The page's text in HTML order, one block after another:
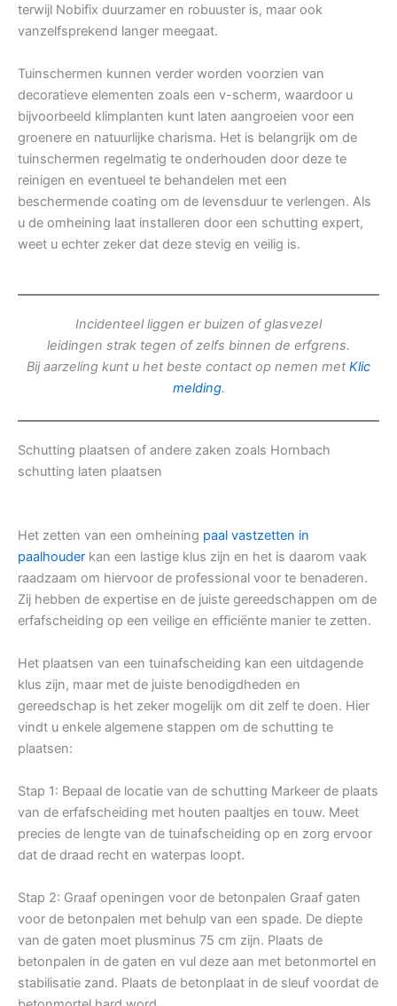
terwijl Nobifix duurzamer en robuuster is, maar ook
vanzelfsprekend langer meegaat.
Tuinschermen kunnen verder worden voorzien van
decoratieve elementen zoals een v-scherm, waardoor u
bijvoorbeeld klimplanten kunt laten aangroeien voor een
groenere en natuurlijke charisma. Het is belangrijk om de
tuinschermen regelmatig te onderhouden door deze te
reinigen en eventueel te behandelen met een
beschermende coating om de levensduur te verlengen. Als
u de omheining laat installeren door een schutting expert,
weet u echter zeker dat deze stevig en veilig is.
Incidenteel liggen er buizen of glasvezel
leidingen strak tegen of zelfs binnen de erfgrens.
Bij aarzeling kunt u het beste contact op nemen met Klic
melding.
Schutting plaatsen of andere zaken zoals Hornbach
schutting laten plaatsen
Het zetten van een omheining paal vastzetten in
paalhouder kan een lastige klus zijn en het is daarom vaak
raadzaam om hiervoor de professional voor te benaderen.
Zij hebben de expertise en de juiste gereedschappen om de
erfafscheiding op een veilige en efficiënte manier te zetten.
Het plaatsen van een tuinafscheiding kan een uitdagende
klus zijn, maar met de juiste benodigdheden en
gereedschap is het zeker mogelijk om dit zelf te doen. Hier
vindt u enkele algemene stappen om de schutting te
plaatsen:
Stap 1: Bepaal de locatie van de schutting Markeer de plaats
van de erfafscheiding met houten paaltjes en touw. Meet
precies de lengte van de tuinafscheiding op en zorg ervoor
dat de draad recht en waterpas loopt.
Stap 2: Graaf openingen voor de betonpalen Graaf gaten
voor de betonpalen met behulp van een spade. De diepte
van de gaten moet plusminus 75 cm zijn. Plaats de
betonpalen in de gaten en vul deze aan met betonmortel en
stabilisatie zand. Plaats de betonplaat in de sleuf voordat de